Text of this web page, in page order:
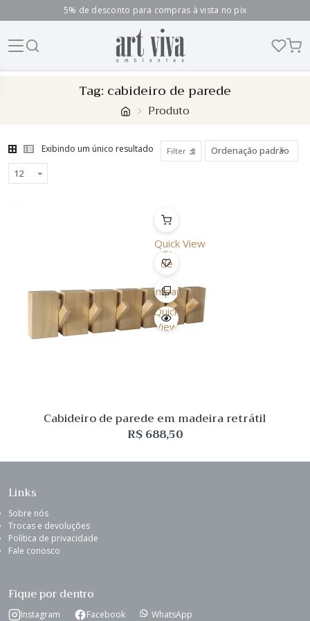
5% de desconto para compras à vista no pix
Tag: cabideiro de parede
Produto
Exibindo um único resultado Filter
Quick View
Lista
de
Desejo
Comparar
Quick
View
Cabideiro de parede em madeira retrátil
R$688,50
Links
Sobre nós
Trocas e devoluções
Política de privacidade
Fale conosco
Fique por dentro
Instagram Facebook WhatsApp